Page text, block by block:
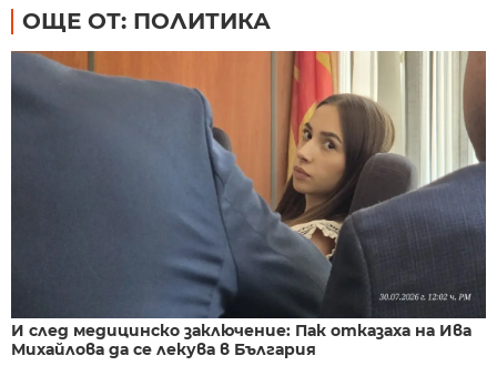
ОЩЕ ОТ: ПОЛИТИКА
И след медицинско заключение: Пак отказаха на Ива
Михайлова да се лекува в България